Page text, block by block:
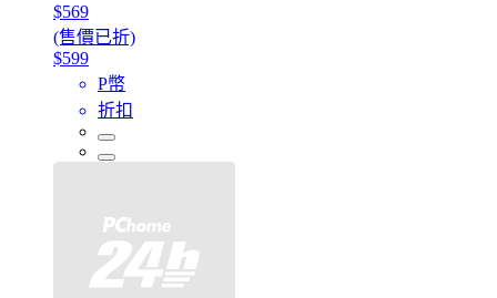
$569
(售價已折)
$599
P幣
折扣